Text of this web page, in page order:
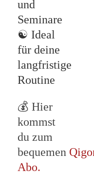
und
Seminare
☯ Ideal
für deine
langfristige
Routine
💰 Hier
kommst
du zum
bequemen
Abo.